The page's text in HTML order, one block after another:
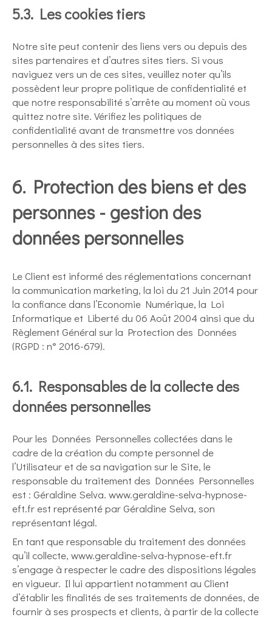
5.3. Les cookies tiers
Notre site peut contenir des liens vers ou depuis des
sites partenaires et d’autres sites tiers. Si vous
naviguez vers un de ces sites, veuillez noter qu’ils
possèdent leur propre politique de confidentialité et
que notre responsabilité s’arrête au moment où vous
quittez notre site. Vérifiez les politiques de
confidentialité avant de transmettre vos données
personnelles à des sites tiers.
6. Protection des biens et des
personnes - gestion des
données personnelles
Le Client est informé des réglementations concernant
la communication marketing, la loi du 21 Juin 2014 pour
la confiance dans l’Economie Numérique, la Loi
Informatique et Liberté du 06 Août 2004 ainsi que du
Règlement Général sur la Protection des Données
(RGPD : n° 2016-679).
6.1. Responsables de la collecte des
données personnelles
Pour les Données Personnelles collectées dans le
cadre de la création du compte personnel de
l’Utilisateur et de sa navigation sur le Site, le
responsable du traitement des Données Personnelles
est : Géraldine Selva. www.geraldine-selva-hypnose-
eft.fr est représenté par Géraldine Selva, son
représentant légal.
En tant que responsable du traitement des données
qu’il collecte, www.geraldine-selva-hypnose-eft.fr
s’engage à respecter le cadre des dispositions légales
en vigueur. Il lui appartient notamment au Client
d’établir les finalités de ses traitements de données, de
fournir à ses prospects et clients, à partir de la collecte